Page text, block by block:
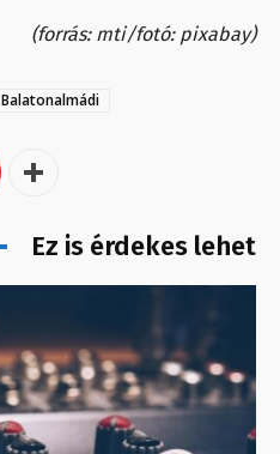
(forrás: mti/fotó: pixabay)
Balatonalmádi
Ez is érdekes lehet